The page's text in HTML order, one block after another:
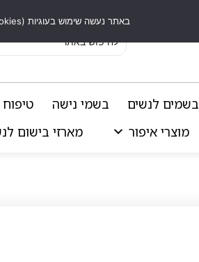
בשמים לנשים בשמי נישה
מוצרי איפור מארזי בישום
באתר נעשה שימוש בעוגיות (Cookies) וכלים דומים לשיפור חוויית הגלישה, התאמת תוכן אישי וביצוע ניתוחים סטטיסטיים.